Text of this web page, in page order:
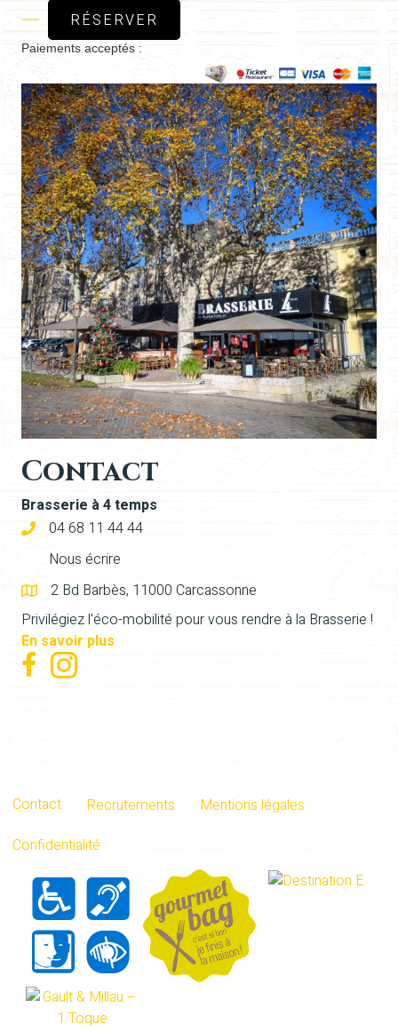
RÉSERVER
Paiements acceptés :
Contact
Brasserie à 4 temps
04 68 11 44 44
Nous écrire
2 Bd Barbès, 11000 Carcassonne
Privilégiez l'éco-mobilité pour vous rendre à la Brasserie !
En savoir plus
Contact Recrutements
Mentions légales
Confidentialité